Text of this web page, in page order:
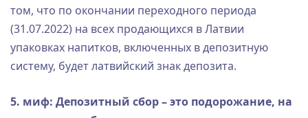
том, что по окончании переходного периода
(31.07.2022) на всех продающихся в Латвии
упаковках напитков, включенных в депозитную
систему, будет латвийский знак депозита.
5. миф: Депозитный сбор – это подорожание, на